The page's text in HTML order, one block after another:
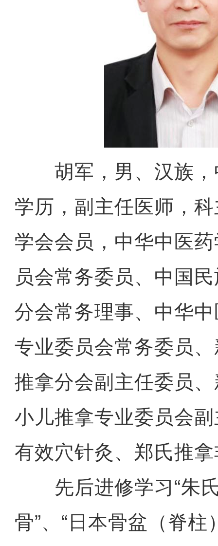
胡军，男、汉族，
学历，副主任医师，
学会会员，中华中医
员会常务委员、中国
分会常务理事、中华
专业委员会常务委员
推拿分会副主任委员
小儿推拿专业委员会
有效穴针灸、郑氏推
先后进修学习“朱氏
骨”、“日本骨盆（脊柱